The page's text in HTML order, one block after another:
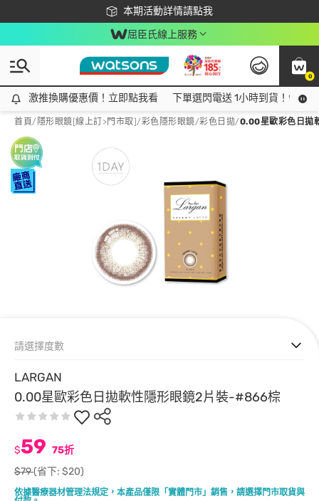
本期活動詳情請點我
下載app最高回饋$350
屈臣氏線上服務
0
激推換購優惠價！立即點我看
激推換購優惠價！立即點我看 下單選閃電送 1小時到貨！領神
首頁/ 隱形眼鏡[線上訂>門市取]/彩色隱形眼鏡/彩色日拋/0.00星歐彩色日拋
LARGAN
0.00星歐彩色日拋軟性隱形眼鏡2片裝-#866棕
依據醫療器材管理法規定，本產品僅限「實體門市」銷售，請選擇門市取貨與
$59 75折
$79(省下: $20)
請選擇度數